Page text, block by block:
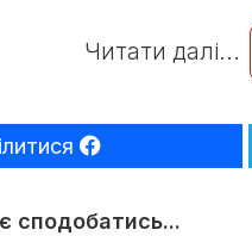
Читати далі...
сподобатись...